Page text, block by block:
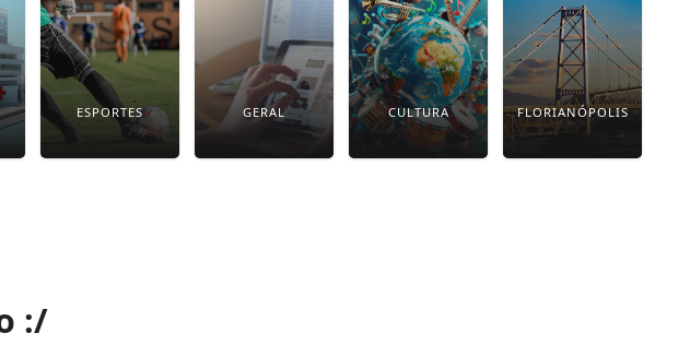
ESPORTES GERAL CULTURA FLORIANÓPOLIS
:/